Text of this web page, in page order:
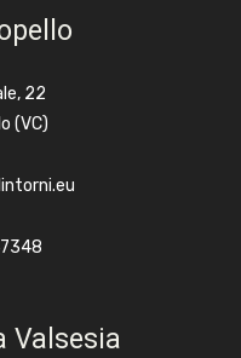
22
(VC)
Valsesia